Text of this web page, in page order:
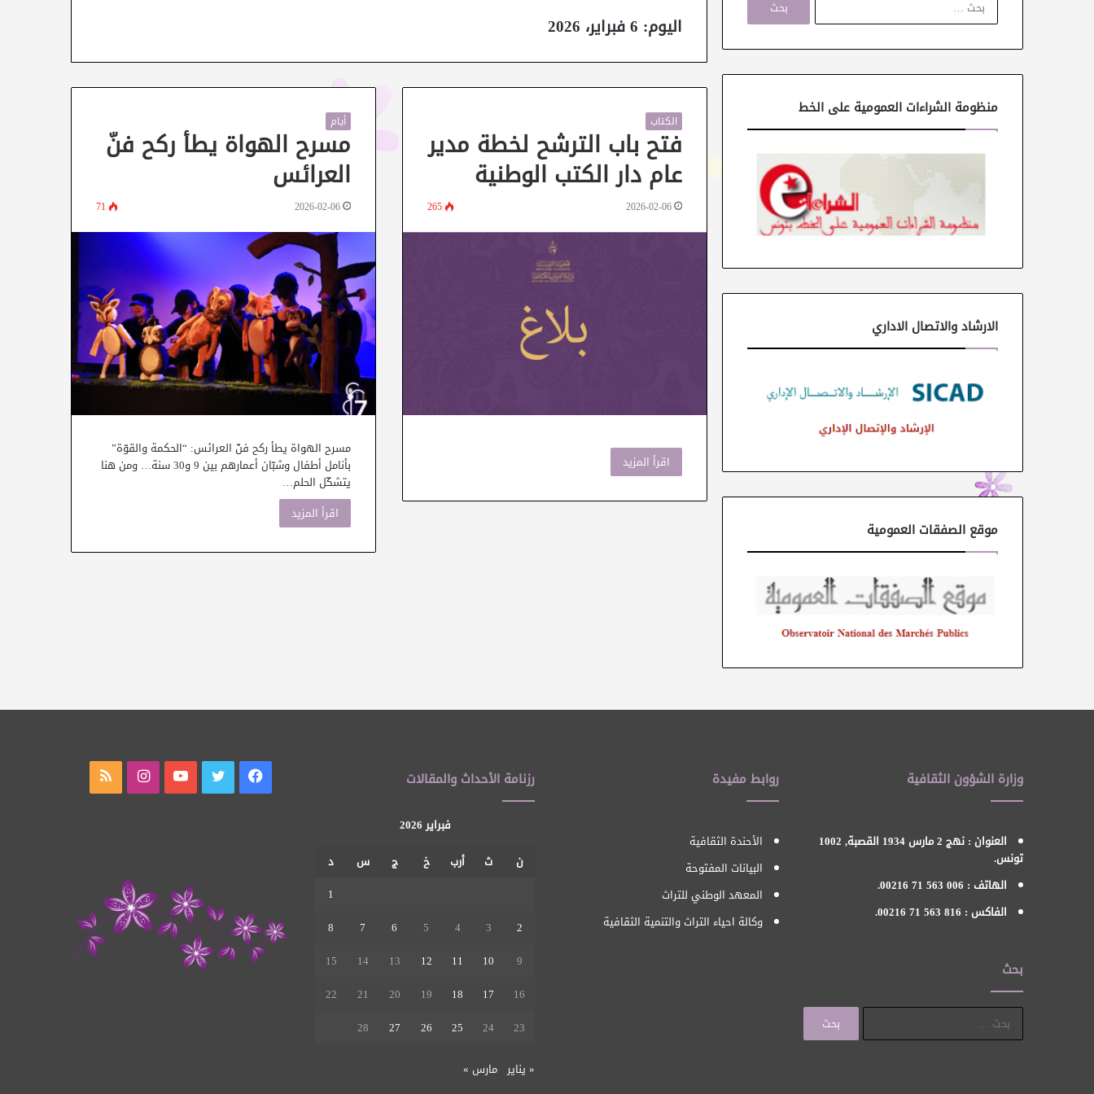
اليوم: 6 فبراير، 2026
الكتاب
فتح باب الترشح لخطة مدير
عام دار الكتب الوطنية
2026-02-06
265
اقرأ المزيد
أيام
مسرح الهواة يطأ ركح فنّ
العرائس
2026-02-06
71
مسرح الهواة يطأ ركح فنّ العرائس: “الحكمة والقوّة”
بأنامل أطفال وشبّان أعمارهم بين 9 و30 سنة… ومن هنا
يتشكّل الحلم…
اقرأ المزيد
ح
ن
منظومة الشراءات العمومية على الخط
الارشاد والاتصال الاداري
موقع الصفقات العمومية
وزارة الشؤون الثقافية
العنوان : نهج 2 مارس 1934 القصبة, 1002
تونس.
الهاتف : 006 563 71 00216.
الفاكس : 816 563 71 00216.
بحث
روابط مفيدة
الأحندة الثقافية
البيانات المفتوحة
المعهد الوطني للتراث
وكالة احياء التراث والتنمية الثقافية
رزنامة الأحداث والمقالات
فبراير 2026
ن
ث أرب خ ج س
د
1
2
3
4
5
6
7
8
9
10
11
12
13
14
15
16
17
18
19
20
21
22
23
24
25
26
27
28
« يناير مارس »
فيسبوك تويتر يوتيوب انستقرام